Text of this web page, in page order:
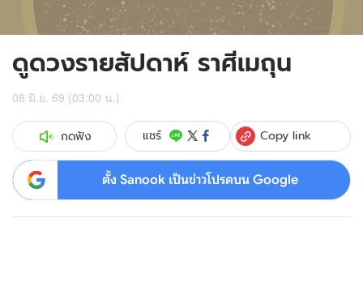
ดูดวงรายสัปดาห์ ราศีเมถุน
08 มิ.ย. 69 (03:00 น.)
กดฟัง แชร์ Copy link
ตั้ง Sanook เป็นข่าวโปรดบน Google